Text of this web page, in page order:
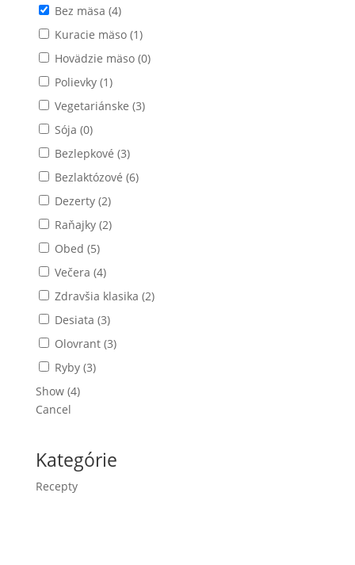
Bez mäsa (4)
Kuracie mäso (1)
Hovädzie mäso (0)
Polievky (1)
Vegetariánske (3)
Sója (0)
Bezlepkové (3)
Bezlaktózové (6)
Dezerty (2)
Raňajky (2)
Obed (5)
Večera (4)
Zdravšia klasika (2)
Desiata (3)
Olovrant (3)
Ryby (3)
Show (4)
Cancel
Kategórie
Recepty